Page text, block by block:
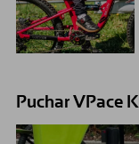
Puchar VPace